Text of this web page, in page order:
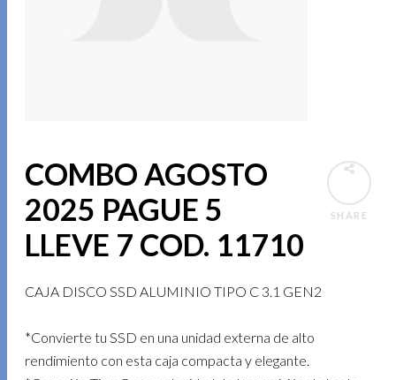
SHARE
COMBO AGOSTO
2025 PAGUE 5
LLEVE 7 COD. 11710
CAJA DISCO SSD ALUMINIO TIPO C 3.1 GEN2
*Convierte tu SSD en una unidad externa de alto
rendimiento con esta caja compacta y elegante.